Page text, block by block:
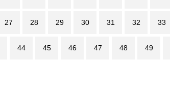
27 28 29 30 31 32 33
44 45 46 47 48 49